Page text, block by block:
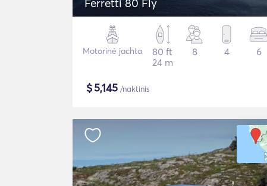
Ferretti 80 Fly
Motorinė jachta
80 ft
24 m
8 4 6
$5,145 /naktinis